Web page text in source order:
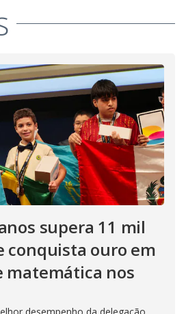
supera 11 mil
conquista ouro em
matemática nos